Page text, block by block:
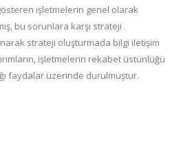
işletmelerin genel olarak
bu sorunlara karşı strateji
strateji oluşturmada bilgi iletişim
işletmelerin rekabet üstünlüğü
faydalar üzerinde durulmuştur.